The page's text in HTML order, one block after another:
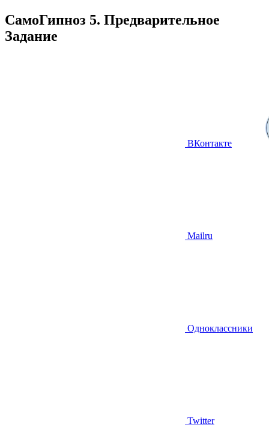
СамоГипноз 5. Предварительное
Задание
ВКонтакте
Mailru
Одноклассники
Twitter